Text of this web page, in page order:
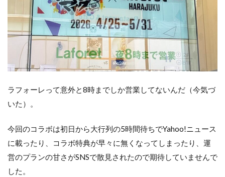
ラフォーレって意外と8時までしか営業してないんだ（今気づ
いた）。
今回のコラボは初日から大行列の5時間待ちでYahoo!ニュース
に載ったり、コラボ特典が早々に無くなってしまったり、運
営のプランの甘さがSNSで散見されたので期待していませんで
した。